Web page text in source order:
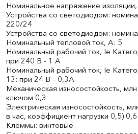
Номинальное напряжение
Устройства со светодиодом:
220/24
Устройства со светодиодом:
Номинальный тепловой ток, А: 5
Номинальный рабочий ток, Ie
при 240 В - 1 A
Номинальный рабочий ток, Ie
13: при 24 В – 0,3А
Механическая износостойкость,
ключом 0,3
Электрическая износостойкость,
в час, коэффициент нагрузки 0,5) 0,6
Клеммы: винтовые